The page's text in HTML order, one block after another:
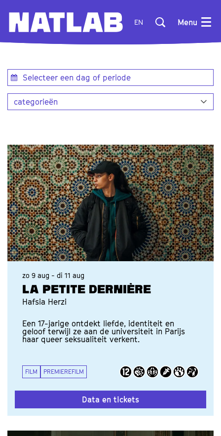
EN Menu
categorieën
LA PETITE DERNIÈRE
Hafsia Herzi
zo 9 aug - di 11 aug
Een 17-jarige ontdekt liefde, identiteit en
geloof terwijl ze aan de universiteit in Parijs
haar queer seksualiteit verkent.
FILM PREMIEREFILM
Data en tickets